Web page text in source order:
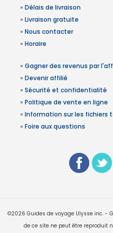
» Délais de livraison
» Livraison gratuite
» Nous contacter
» Horaire
» Gagner des revenus par
» Devenir affilié
» Sécurité et confidentialité
» Politique de vente en ligne
» Information sur les fichiers
» Foire aux questions
©2026 Guides de voyage Ulysse inc. -
de ce site ne peut être reproduit